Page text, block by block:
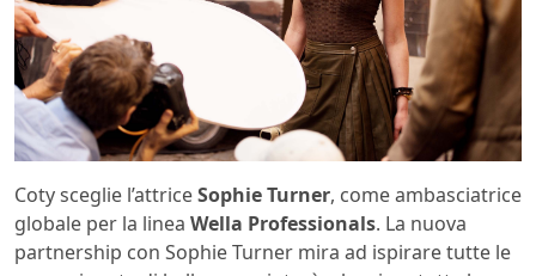
Coty sceglie l’attriceSophie Turner, come ambasciatrice
globale per la linea Wella Professionals. La nuova
partnership con Sophie Turner mira ad ispirare tutte le